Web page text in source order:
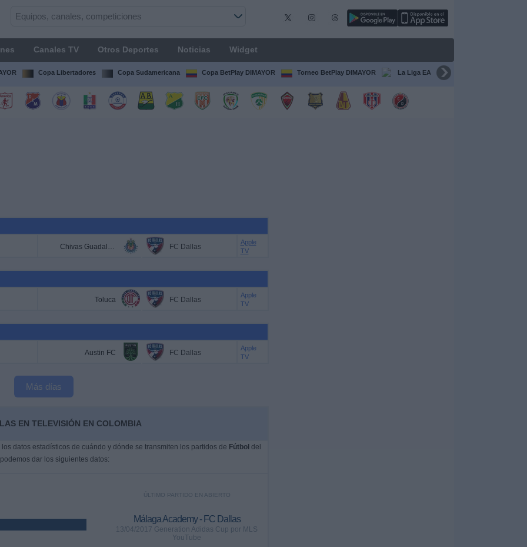
Canales TV Otros Deportes Noticias Widget
Copa Libertadores Copa Sudamericana Copa BetPlay DIMAYOR Torneo BetPlay DIMAYOR La Liga EA Sports
Chivas Guadalajara FC Dallas
Apple
TV
Toluca FC Dallas
Apple
TV
Austin FC FC Dallas
Apple
TV
Más días
EN TELEVISIÓN EN COLOMBIA
datos estadísticos de cuándo y dónde se transmiten los partidos de Fútbol del
dar los siguientes datos:
ÚLTIMO PARTIDO EN ABIERTO
Málaga Academy - FC Dallas
13/04/2017 Generation Adidas Cup por MLS
YouTube